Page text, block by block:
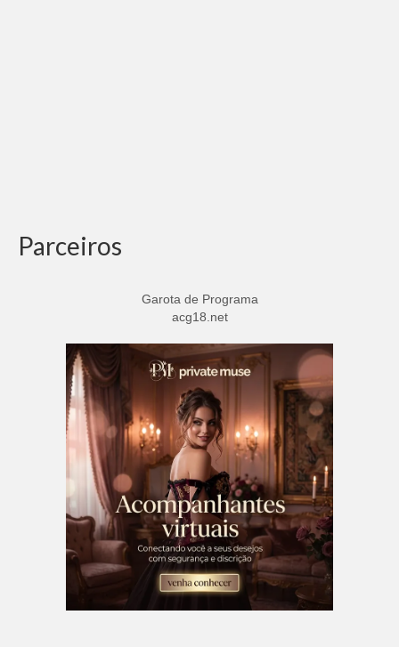
Parceiros
Garota de Programa
acg18.net